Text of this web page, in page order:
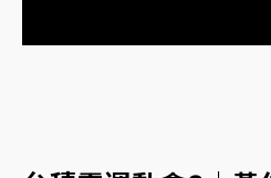
員工犯案 破案關鍵曝